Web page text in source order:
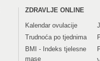
ZDRAVLJE ONLINE
Kalendar ovulacije
Trudnoća po tjednima
BMI - Indeks tjelesne
mase